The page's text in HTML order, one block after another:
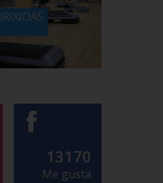
13170
Me gusta